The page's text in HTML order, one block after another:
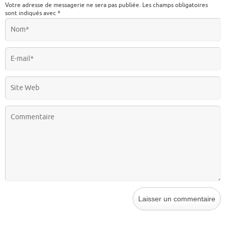
Votre adresse de messagerie ne sera pas publiée. Les champs obligatoires
sont indiqués avec*